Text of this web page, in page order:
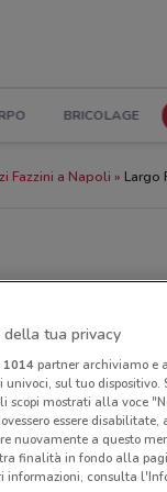
BRICOLAGE
Fazzini a Napoli Largo
regionali
della tua privacy
1014partner archiviamo e
sul tuo
scopi mostrati alla voce
essere
nuovamente a questo
finalità in fondo alla
informazioni, consulta